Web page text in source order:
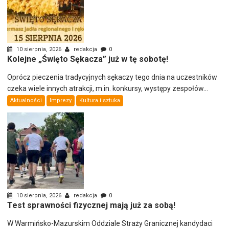
10 sierpnia, 2026 redakcja 0
Kolejne „Święto Sękacza” już w tę sobotę!
Oprócz pieczenia tradycyjnych sękaczy tego dnia na uczestników
czeka wiele innych atrakcji, m.in. konkursy, występy zespołów...
Aktualności Imprezy Kultura i sztuka
10 sierpnia, 2026 redakcja 0
Test sprawności fizycznej mają już za sobą!
W Warmińsko-Mazurskim Oddziale Straży Granicznej kandydaci